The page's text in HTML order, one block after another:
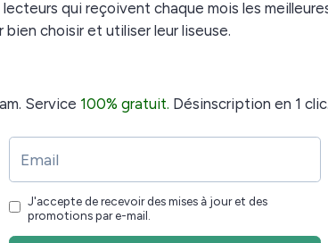
un câble USB pour brancher la liseuse à un
protégée dans une enveloppe à bulle.
un emballage très léger alors que d’autres